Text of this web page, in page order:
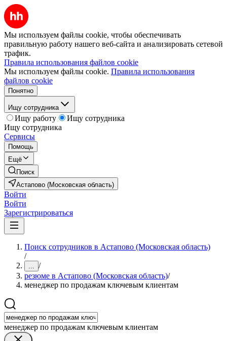
Мы используем файлы cookie, чтобы обеспечивать
правильную работу нашего веб-сайта и анализировать сетевой
трафик.
Правила использования файлов cookie
Мы используем файлы cookie. Правила использования
файлов cookie
Понятно
Ищу сотрудника
Ищу работу
Ищу сотрудника
Ищу сотрудника
Сервисы
Помощь
Ещё
Поиск
Астапово (Московская область)
Войти
Войти
Зарегистрироваться
Поиск сотрудников в Астапово (Московская область)
/
... /
резюме в Астапово (Московская область)/
менеджер по продажам ключевым клиентам
менеджер по продажам ключевым клиентам